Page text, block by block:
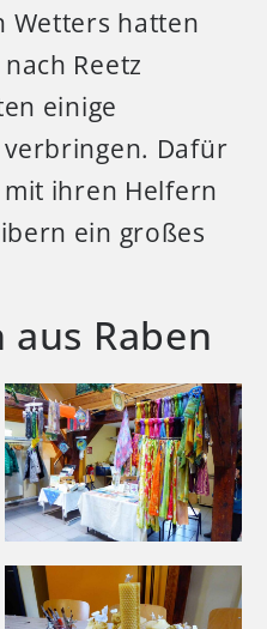
Wetters hatten
Reetz
einige
Dafür
ihren Helfern
ein großes
Raben